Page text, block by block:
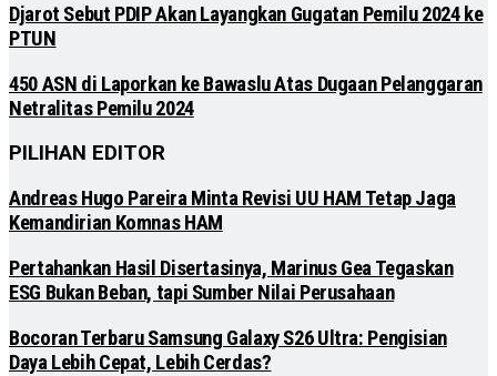
Djarot Sebut PDIP Akan Layangkan Gugatan Pemilu 2024 ke
PTUN
450 ASN di Laporkan ke Bawaslu Atas Dugaan Pelanggaran
Netralitas Pemilu 2024
PILIHAN EDITOR
Andreas Hugo Pareira Minta Revisi UU HAM Tetap Jaga
Kemandirian Komnas HAM
Pertahankan Hasil Disertasinya, Marinus Gea Tegaskan
ESG Bukan Beban, tapi Sumber Nilai Perusahaan
Bocoran Terbaru Samsung Galaxy S26 Ultra: Pengisian
Daya Lebih Cepat, Lebih Cerdas?